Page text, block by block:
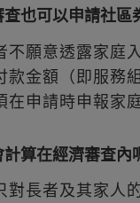
也可以申請社區
不願意透露家庭
款金額（即服務
在申請時申報家
算在經濟審查內
對長者及其家人